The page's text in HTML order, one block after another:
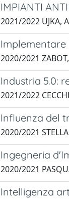
IMPIANTI
2021/2022 UJKA,
Implementare
2020/2021
Industria 5.0:
2021/2022
Influenza del
2020/2021
Ingegneria
2020/2021
Intelligenza